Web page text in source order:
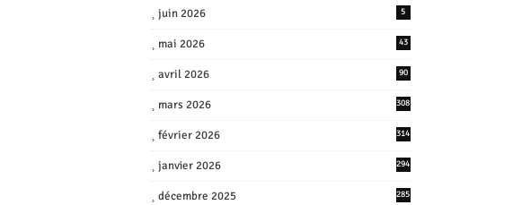
juin 2026 5
mai 2026 43
avril 2026 90
mars 2026 308
février 2026 314
janvier 2026 294
décembre 2025 285